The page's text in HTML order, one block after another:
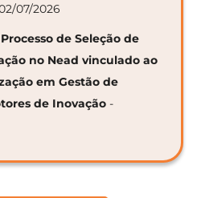
07/2026
de Seleção de
no Nead vinculado ao
em Gestão de
de Inovação -